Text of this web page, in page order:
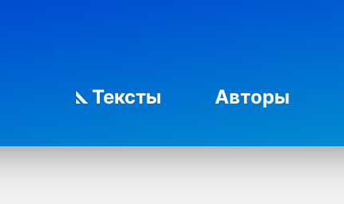
Тексты Авторы